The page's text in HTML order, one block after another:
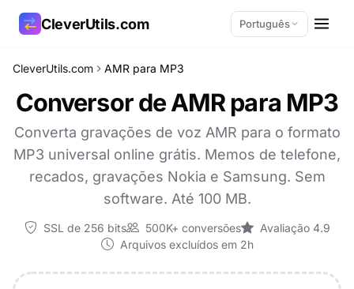
CleverUtils.com Português
CleverUtils.com AMR para MP3
Conversor de AMR para MP3
Converta gravações de voz AMR para o formato
MP3 universal online grátis. Memos de telefone,
recados, gravações Nokia e Samsung. Sem
software. Até 100 MB.
SSL de 256 bits 500K+ conversões
Avaliação 4.9
Arquivos excluídos em 2h
Copiar link